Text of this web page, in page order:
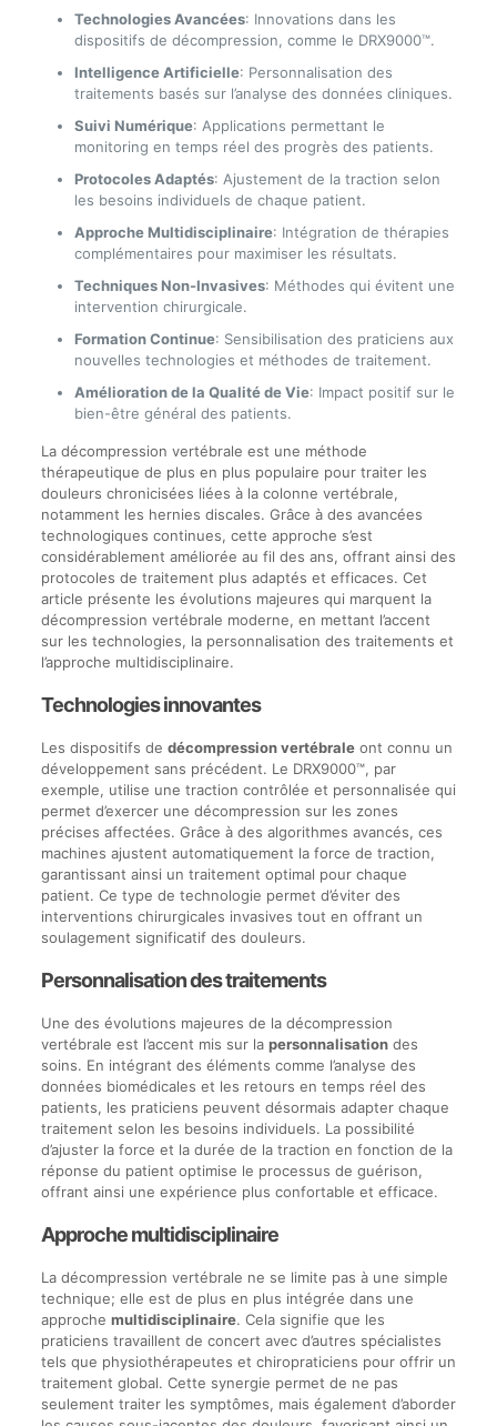
Technologies Avancées: Innovations dans les
dispositifs de décompression, comme le DRX9000™.
Intelligence Artificielle: Personnalisation des
traitements basés sur l’analyse des données cliniques.
Suivi Numérique: Applications permettant le
monitoring en temps réel des progrès des patients.
Protocoles Adaptés: Ajustement de la traction selon
les besoins individuels de chaque patient.
Approche Multidisciplinaire: Intégration de thérapies
complémentaires pour maximiser les résultats.
Techniques Non-Invasives: Méthodes qui évitent une
intervention chirurgicale.
Formation Continue: Sensibilisation des praticiens aux
nouvelles technologies et méthodes de traitement.
Amélioration de la Qualité de Vie: Impact positif sur le
bien-être général des patients.
La décompression vertébrale est une méthode
thérapeutique de plus en plus populaire pour traiter les
douleurs chronicisées liées à la colonne vertébrale,
notamment les hernies discales. Grâce à des avancées
technologiques continues, cette approche s’est
considérablement améliorée au fil des ans, offrant ainsi des
protocoles de traitement plus adaptés et efficaces. Cet
article présente les évolutions majeures qui marquent la
décompression vertébrale moderne, en mettant l’accent
sur les technologies, la personnalisation des traitements et
l’approche multidisciplinaire.
Technologies innovantes
Les dispositifs de décompression vertébraleont connu un
développement sans précédent. Le DRX9000™, par
exemple, utilise une traction contrôlée et personnalisée qui
permet d’exercer une décompression sur les zones
précises affectées. Grâce à des algorithmes avancés, ces
machines ajustent automatiquement la force de traction,
garantissant ainsi un traitement optimal pour chaque
patient. Ce type de technologie permet d’éviter des
interventions chirurgicales invasives tout en offrant un
soulagement significatif des douleurs.
Personnalisation des traitements
Une des évolutions majeures de la décompression
vertébrale est l’accent mis sur la personnalisationdes
soins. En intégrant des éléments comme l’analyse des
données biomédicales et les retours en temps réel des
patients, les praticiens peuvent désormais adapter chaque
traitement selon les besoins individuels. La possibilité
d’ajuster la force et la durée de la traction en fonction de la
réponse du patient optimise le processus de guérison,
offrant ainsi une expérience plus confortable et efficace.
Approche multidisciplinaire
La décompression vertébrale ne se limite pas à une simple
technique; elle est de plus en plus intégrée dans une
approche multidisciplinaire. Cela signifie que les
praticiens travaillent de concert avec d’autres spécialistes
tels que physiothérapeutes et chiropraticiens pour offrir un
traitement global. Cette synergie permet de ne pas
seulement traiter les symptômes, mais également d’aborder